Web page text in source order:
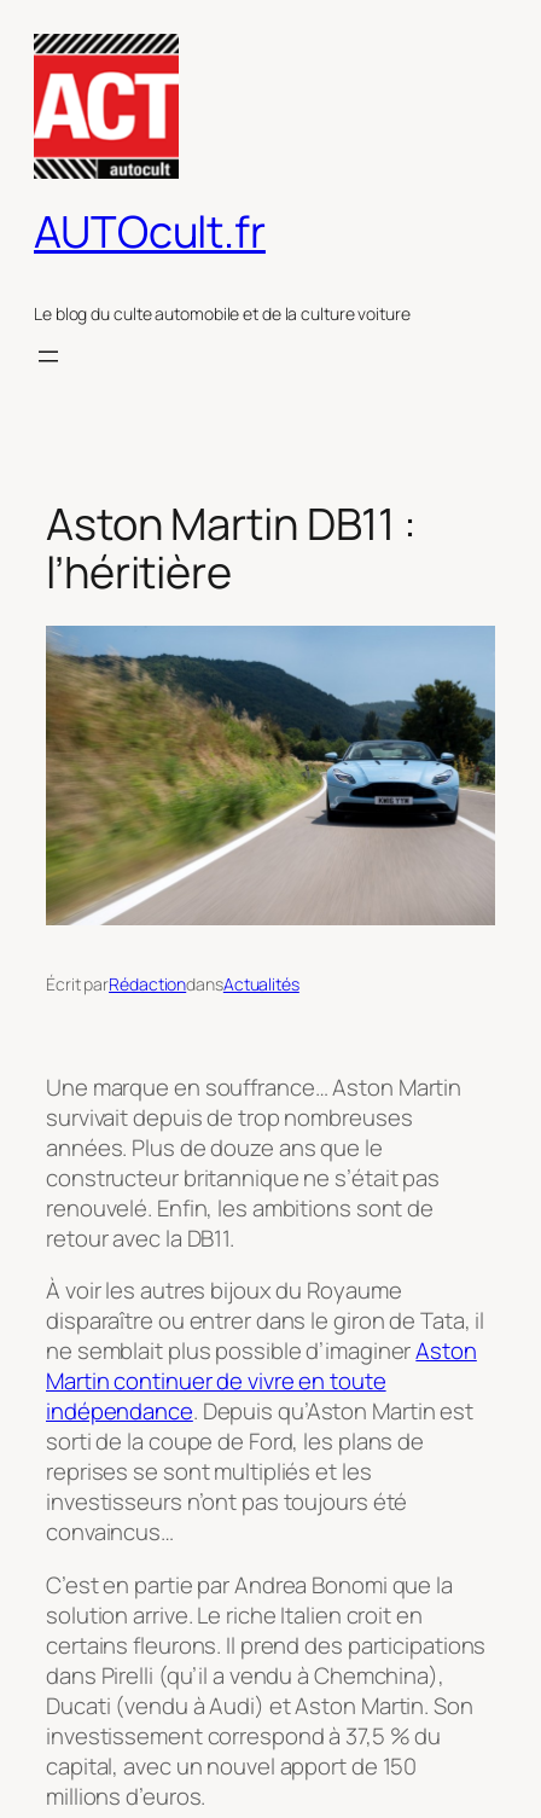
contenu
AUTOcult.fr
Le blog du culte automobile et de la culture voiture
Aston Martin DB11 :
l’héritière
Écrit parRédactiondansActualités
Une marque en souffrance… Aston Martin
survivait depuis de trop nombreuses
années. Plus de douze ans que le
constructeur britannique ne s’était pas
renouvelé. Enfin, les ambitions sont de
retour avec la DB11.
À voir les autres bijoux du Royaume
disparaître ou entrer dans le giron de Tata, il
ne semblait plus possible d’imaginerAston
Martin continuer de vivre en toute
indépendance. Depuis qu’Aston Martin est
sorti de la coupe de Ford, les plans de
reprises se sont multipliés et les
investisseurs n’ont pas toujours été
convaincus…
C’est en partie par Andrea Bonomi que la
solution arrive. Le riche Italien croit en
certains fleurons. Il prend des participations
dans Pirelli (qu’il a vendu à Chemchina),
Ducati (vendu à Audi) et Aston Martin. Son
investissement correspond à 37,5 % du
capital, avec un nouvel apport de 150
millions d’euros.